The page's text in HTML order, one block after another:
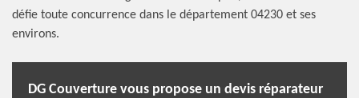
défie toute concurrence dans le département 04230 et ses
environs.
DG Couverture vous propose un devis réparateur